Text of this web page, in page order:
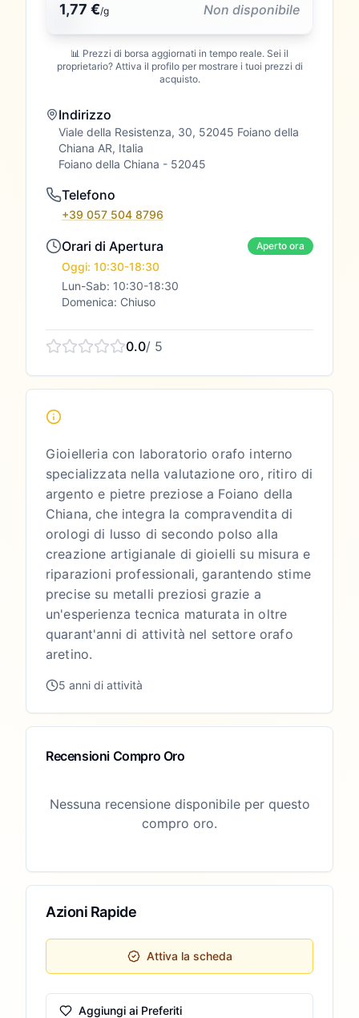
1,77 €/g Non disponibile
📊 Prezzi di borsa aggiornati in tempo reale. Sei il
proprietario? Attiva il profilo per mostrare i tuoi prezzi di
acquisto.
Indirizzo
Viale della Resistenza, 30, 52045 Foiano della
Chiana AR, Italia
Foiano della Chiana - 52045
Telefono
+39 057 504 8796
Orari di Apertura Aperto ora
Oggi: 10:30-18:30
Lun-Sab: 10:30-18:30
Domenica: Chiuso
0.0/ 5
Gioielleria con laboratorio orafo interno
specializzata nella valutazione oro, ritiro di
argento e pietre preziose a Foiano della
Chiana, che integra la compravendita di
orologi di lusso di secondo polso alla
creazione artigianale di gioielli su misura e
riparazioni professionali, garantendo stime
precise su metalli preziosi grazie a
un'esperienza tecnica maturata in oltre
quarant'anni di attività nel settore orafo
aretino.
5 anni di attività
Recensioni Compro Oro
Nessuna recensione disponibile per questo
compro oro.
Azioni Rapide
Attiva la scheda
Aggiungi ai Preferiti